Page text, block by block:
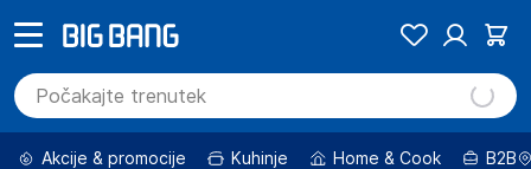
Akcije & promocije Kuhinje Home & Cook B2B